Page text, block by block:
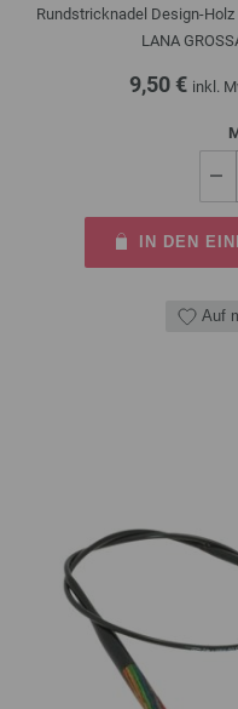
Rundstricknadel Design-
LANA
9,50 € inkl.
IN DEN
Auf